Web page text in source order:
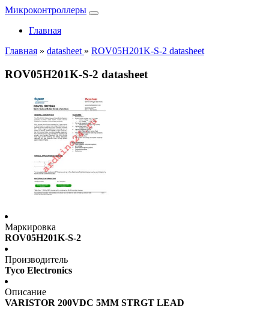
Микроконтроллеры
Главная
Главная » datasheet » ROV05H201K-S-2 datasheet
ROV05H201K-S-2 datasheet
Маркировка
ROV05H201K-S-2
Производитель
Tyco Electronics
Описание
VARISTOR 200VDC 5MM STRGT LEAD